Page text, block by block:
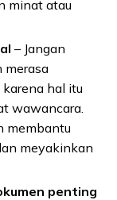
minat atau
– Jangan
merasa
hal itu
wawancara.
membantu
meyakinkan
penting